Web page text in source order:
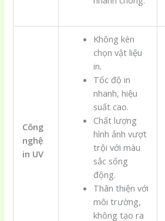
Công
nghệ
in UV
Không kén
chọn vật liệu
in.
Tốc độ in
nhanh, hiệu
suất cao.
Chất lượng
hình ảnh vượt
trội với màu
sắc sống
động.
Thân thiện với
môi trường,
không tạo ra